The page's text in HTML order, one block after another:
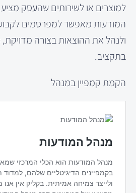
למוצרים או לשירותים שהעסק
המודעות מאפשר למפרסמים לקבוע
ולנהל את ההוצאות בצורה
בתקציב.
הקמת קמפיין במנהל